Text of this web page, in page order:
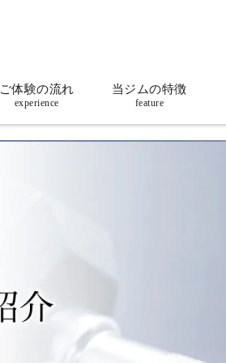
ご体験の流れ
experience
当ジムの特徴
feature